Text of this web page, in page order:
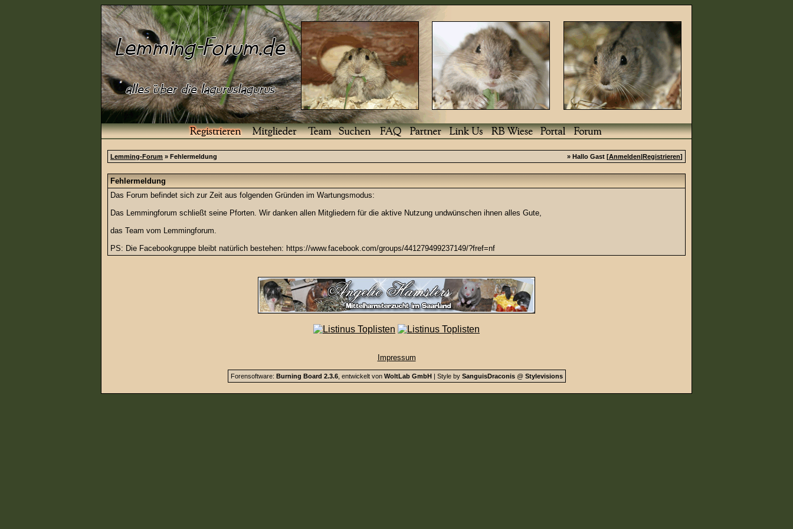
Lemming-Forum » Fehlermeldung » Hallo Gast [Anmelden|Registrieren]
Fehlermeldung
Das Forum befindet sich zur Zeit aus folgenden Gründen im Wartungsmodus:
Das Lemmingforum schließt seine Pforten. Wir danken allen Mitgliedern für die aktive Nutzung undwünschen ihnen alles Gute,
das Team vom Lemmingforum.
PS: Die Facebookgruppe bleibt natürlich bestehen: https://www.facebook.com/groups/441279499237149/?fref=nf
Impressum
Forensoftware: Burning Board 2.3.6, entwickelt von WoltLab GmbH| Style by SanguisDraconis@ Stylevisions